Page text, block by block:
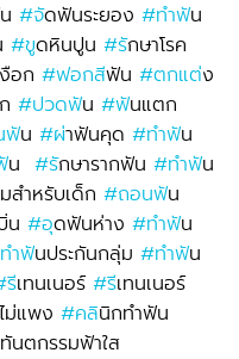
#จัดฟันระยอง #ทำฟัน
#ขูดหินปูน #รักษาโรค
อก #ฟอกสีฟัน #ตกแต่ง
#ปวดฟัน #ฟันแตก
ฟัน #ผ่าฟันคุด #ทำฟัน
ัน #รักษารากฟัน #ทำฟัน
สำหรับเด็ก #ถอนฟัน
น #อุดฟันห่าง #ทำฟัน
ำฟันประกันกลุ่ม #ทำฟัน
ีเทนเนอร์ #รีเทนเนอร์
ม่แพง #คลินิกทำฟัน
นตกรรมฟ้าใส